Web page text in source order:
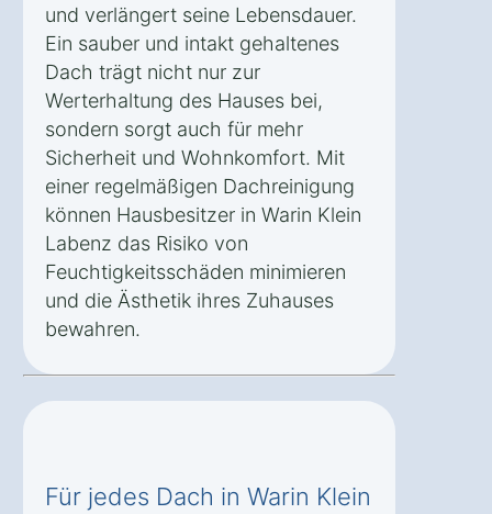
und verlängert seine Lebensdauer.
Ein sauber und intakt gehaltenes
Dach trägt nicht nur zur
Werterhaltung des Hauses bei,
sondern sorgt auch für mehr
Sicherheit und Wohnkomfort. Mit
einer regelmäßigen Dachreinigung
können Hausbesitzer in Warin Klein
Labenz das Risiko von
Feuchtigkeitsschäden minimieren
und die Ästhetik ihres Zuhauses
bewahren.
Für jedes Dach in Warin Klein